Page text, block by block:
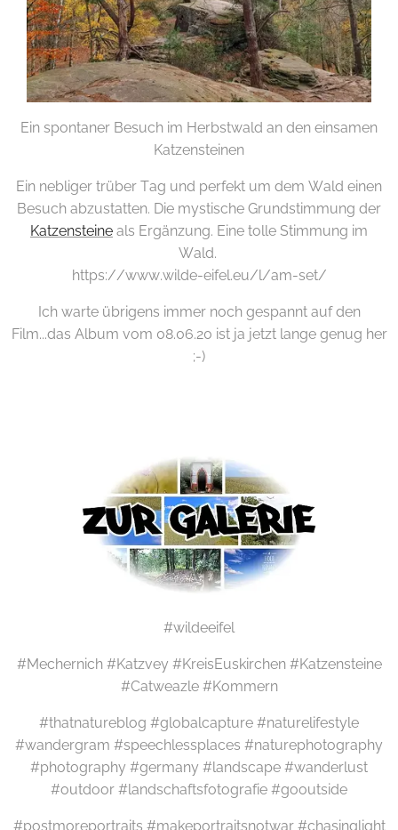
Ein spontaner Besuch im Herbstwald an den einsamen
Katzensteinen
Ein nebliger trüber Tag und perfekt um dem Wald einen
Besuch abzustatten. Die mystische Grundstimmung der
Katzensteine als Ergänzung. Eine tolle Stimmung im
Wald.
https://www.wilde-eifel.eu/l/am-set/
Ich warte übrigens immer noch gespannt auf den
Film...das Album vom 08.06.20 ist ja jetzt lange genug her
;-)
#wildeeifel
#Mechernich #Katzvey #KreisEuskirchen #Katzensteine
#Catweazle #Kommern
#thatnatureblog #globalcapture #naturelifestyle
#wandergram #speechlessplaces #naturephotography
#photography #germany #landscape #wanderlust
#outdoor #landschaftsfotografie #gooutside
#postmoreportraits #makeportraitsnotwar #chasinglight